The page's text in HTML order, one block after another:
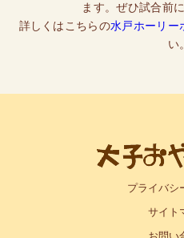
ます。ぜひ試合前
詳しくはこちらの水戸ホーリー
い。
プライバシ
サイト